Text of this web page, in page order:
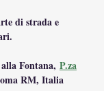
di strada e
Fontana, P.za
RM, Italia